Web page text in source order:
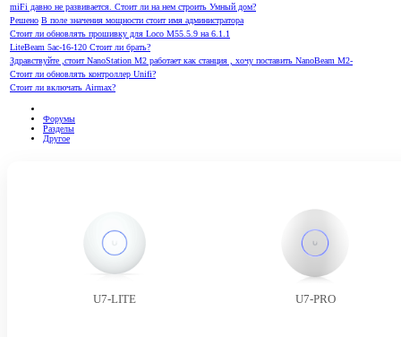
miFi давно не развивается. Стоит ли на нем строить Умный дом?
Решено В поле значения мощности стоит имя администратора
Стоит ли обновлять прошивку для Loco M55.5.9 на 6.1.1
LiteBeam 5ac-16-120 Стоит ли брать?
Здравствуйте ,стоит NanoStation M2 работает как станция , хочу поставить NanoBeam M2-
Стоит ли обновлять контроллер Unifi?
Стоит ли включать Airmax?
Форумы
Разделы
Другое
U7-LITE U7-PRO